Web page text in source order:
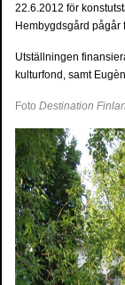
22.6.2012 för
Hembygdsgård pågår
Utställningen
kulturfond, samt
Foto Destination